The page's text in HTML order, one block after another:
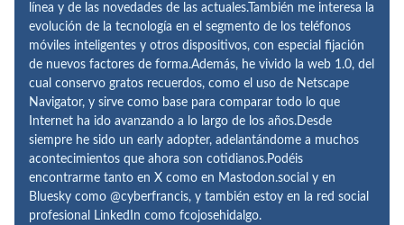
línea y de las novedades de las actuales.También me interesa la
evolución de la tecnología en el segmento de los teléfonos
móviles inteligentes y otros dispositivos, con especial fijación
de nuevos factores de forma.Además, he vivido la web 1.0, del
cual conservo gratos recuerdos, como el uso de Netscape
Navigator, y sirve como base para comparar todo lo que
Internet ha ido avanzando a lo largo de los años.Desde
siempre he sido un early adopter, adelantándome a muchos
acontecimientos que ahora son cotidianos.Podéis
encontrarme tanto en X como en Mastodon.social y en
Bluesky como @cyberfrancis, y también estoy en la red social
profesional LinkedIn como fcojosehidalgo.